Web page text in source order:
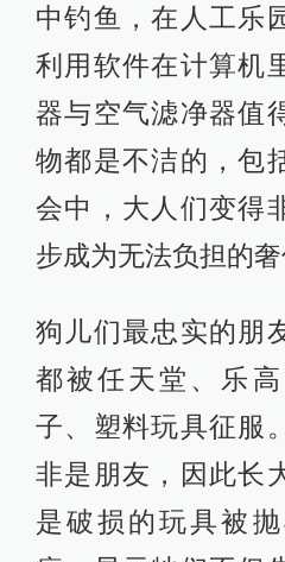
中钓鱼，在人工乐
利用软件在计算机
器与空气滤净器值
物都是不洁的，包
会中，大人们变得
步成为无法负担的奢
狗儿们最忠实的朋
都被任天堂、乐
子、塑料玩具征服
非是朋友，因此长
是破损的玩具被